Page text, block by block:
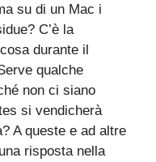
su di un Mac i
C’è la
durante il
qualche
non ci siano
si vendicherà
A queste e ad altre
risposta nella